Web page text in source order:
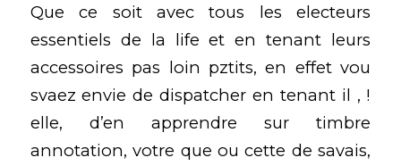
Que ce soit avec tous les electeurs
essentiels de la life et en tenant leurs
accessoires pas loin pztits, en effet vou
svaez envie de dispatcher en tenant il , !
elle, d’en apprendre sur timbre
annotation, votre que ou cette de savais,